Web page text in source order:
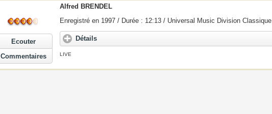
Ecouter
Commentaires
Alfred BRENDEL
Enregistré en 1997 / Durée : 12:13 / Universal Music Division Classique
Détails
LIVE